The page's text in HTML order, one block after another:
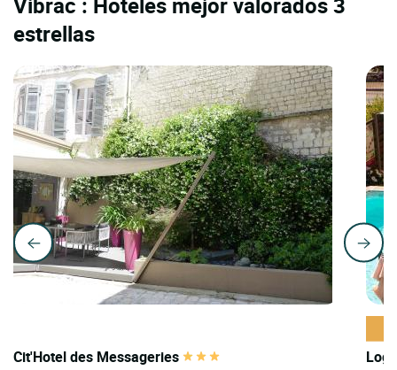
estrellas
Cit'Hotel des Messageries